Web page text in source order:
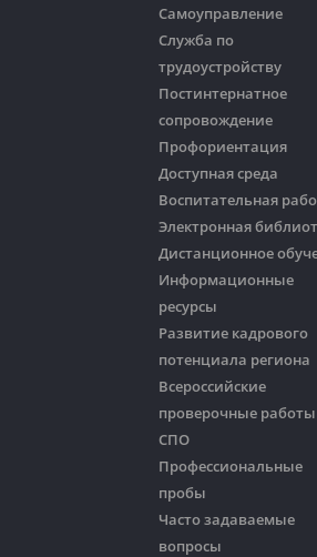
Самоуправление
Служба по
трудоустройству
Постинтернатное
сопровождение
Профориентация
Доступная среда
Воспитательная
Электронная
Дистанционное
Информационные
ресурсы
Развитие кадрового
потенциала региона
Всероссийские
проверочные работы
СПО
Профессиональные
пробы
Часто задаваемые
вопросы